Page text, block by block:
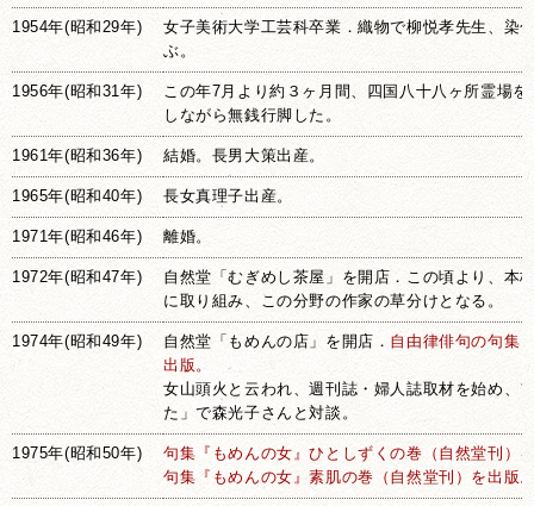
1954年(昭和29年)
女子美術大学工芸科卒業．織物で柳悦孝先生、染
ぶ。
1956年(昭和31年)
この年7月より約３ヶ月間、四国八十八ヶ所霊場
しながら無銭行脚した。
1961年(昭和36年) 結婚。長男大策出産。
1965年(昭和40年) 長女真理子出産。
1971年(昭和46年) 離婚。
1972年(昭和47年)
自然堂「むぎめし茶屋」を開店．この頃より、本
に取り組み、この分野の作家の草分けとなる。
1974年(昭和49年) 自然堂「もめんの店」を開店． 自由律俳句の句集
出版。
女山頭火と云われ、週刊誌・婦人誌取材を始め、
た」で森光子さんと対談。
1975年(昭和50年)
句集『もめんの女』ひとしずくの巻（自然堂刊）
句集『もめんの女』素肌の巻（自然堂刊）を出版